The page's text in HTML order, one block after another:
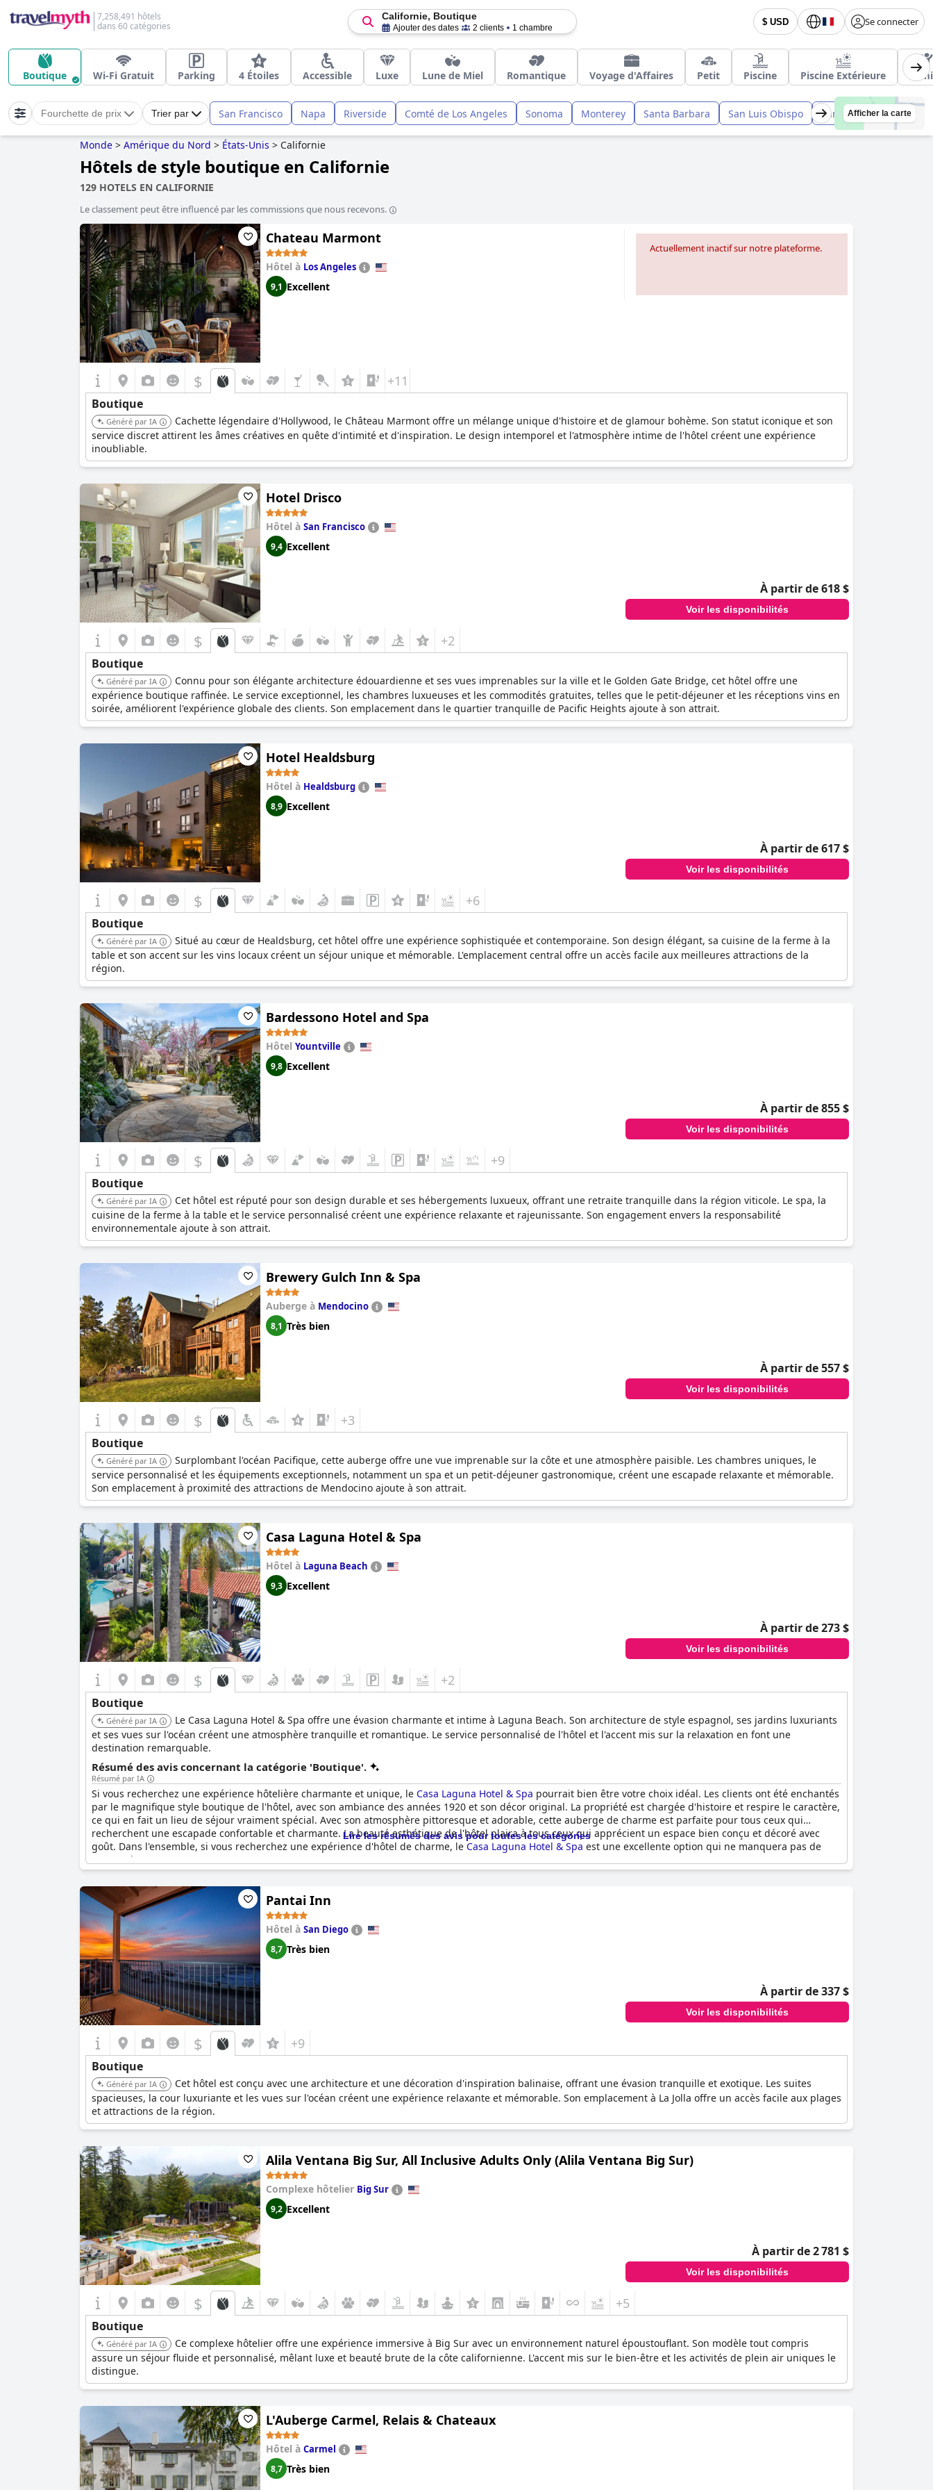
7,258,491 hôtels
dans 60 catégories
$ USD Se connecter
Californie, Boutique
Ajouter des dates 2 clients 1 chambre
Boutique Wi-Fi Gratuit Parking 4 Étoiles Accessible Luxe Lune de Miel Romantique Voyage d'Affaires Petit Piscine Piscine Extérieure
Fourchette de prix Trier par San Francisco Napa Riverside Comté de Los Angeles Sonoma Monterey Santa Barbara San Luis Obispo San Diego Santa
Afficher la carte
Monde > Amérique du Nord > États-Unis > Californie
Hôtels de style boutique en Californie
129 HOTELS EN CALIFORNIE
Le classement peut être influencé par les commissions que nous recevons.
Chateau Marmont
Hôtel à Los Angeles
9,1 Excellent
Actuellement inactif sur notre plateforme.
$ +11
Boutique
Généré par IA
Cachette légendaire d'Hollywood, le Château Marmont offre un mélange unique d'histoire et de glamour bohème. Son statut iconique et son
service discret attirent les âmes créatives en quête d'intimité et d'inspiration. Le design intemporel et l'atmosphère intime de l'hôtel créent une expérience
inoubliable.
Hotel Drisco
Hôtel à San Francisco
9,4 Excellent
À partir de 618 $
Voir les disponibilités
$ +2
Boutique
Généré par IA
Connu pour son élégante architecture édouardienne et ses vues imprenables sur la ville et le Golden Gate Bridge, cet hôtel offre une
expérience boutique raffinée. Le service exceptionnel, les chambres luxueuses et les commodités gratuites, telles que le petit-déjeuner et les réceptions vins en
soirée, améliorent l'expérience globale des clients. Son emplacement dans le quartier tranquille de Pacific Heights ajoute à son attrait.
Hotel Healdsburg
Hôtel à Healdsburg
8,9 Excellent
À partir de 617 $
Voir les disponibilités
$ +6
Boutique
Généré par IA
Situé au cœur de Healdsburg, cet hôtel offre une expérience sophistiquée et contemporaine. Son design élégant, sa cuisine de la ferme à la
table et son accent sur les vins locaux créent un séjour unique et mémorable. L'emplacement central offre un accès facile aux meilleures attractions de la
région.
Bardessono Hotel and Spa
Hôtel Yountville
9,8 Excellent
À partir de 855 $
Voir les disponibilités
$ +9
Boutique
Généré par IA
Cet hôtel est réputé pour son design durable et ses hébergements luxueux, offrant une retraite tranquille dans la région viticole. Le spa, la
cuisine de la ferme à la table et le service personnalisé créent une expérience relaxante et rajeunissante. Son engagement envers la responsabilité
environnementale ajoute à son attrait.
Brewery Gulch Inn & Spa
Auberge à Mendocino
8,1 Très bien
À partir de 557 $
Voir les disponibilités
$ +3
Boutique
Généré par IA
Surplombant l'océan Pacifique, cette auberge offre une vue imprenable sur la côte et une atmosphère paisible. Les chambres uniques, le
service personnalisé et les équipements exceptionnels, notamment un spa et un petit-déjeuner gastronomique, créent une escapade relaxante et mémorable.
Son emplacement à proximité des attractions de Mendocino ajoute à son attrait.
Casa Laguna Hotel & Spa
Hôtel à Laguna Beach
9,3 Excellent
À partir de 273 $
Voir les disponibilités
$ +2
Boutique
Généré par IA
Le Casa Laguna Hotel & Spa offre une évasion charmante et intime à Laguna Beach. Son architecture de style espagnol, ses jardins luxuriants
et ses vues sur l'océan créent une atmosphère tranquille et romantique. Le service personnalisé de l'hôtel et l'accent mis sur la relaxation en font une
destination remarquable.
Résumé des avis concernant la catégorie 'Boutique'.
Résumé par IA
Si vous recherchez une expérience hôtelière charmante et unique, le Casa Laguna Hotel & Spa pourrait bien être votre choix idéal. Les clients ont été enchantés
par le magnifique style boutique de l'hôtel, avec son ambiance des années 1920 et son décor original. La propriété est chargée d'histoire et respire le caractère,
ce qui en fait un lieu de séjour vraiment spécial. Avec son atmosphère pittoresque et adorable, cette auberge de charme est parfaite pour tous ceux qui
recherchent une escapade confortable et charmante. La beauté esthétique de l'hôtel plaira à tous ceux qui apprécient un espace bien conçu et décoré avec
goût. Dans l'ensemble, si vous recherchez une expérience d'hôtel de charme, le Casa Laguna Hotel & Spa est une excellente option qui ne manquera pas de
vous ravir.
Lire les résumés des avis pour toutes les catégories
Pantai Inn
Hôtel à San Diego
8,7 Très bien
À partir de 337 $
Voir les disponibilités
$ +9
Boutique
Généré par IA
Cet hôtel est conçu avec une architecture et une décoration d'inspiration balinaise, offrant une évasion tranquille et exotique. Les suites
spacieuses, la cour luxuriante et les vues sur l'océan créent une expérience relaxante et mémorable. Son emplacement à La Jolla offre un accès facile aux plages
et attractions de la région.
Alila Ventana Big Sur, All Inclusive Adults Only (Alila Ventana Big Sur)
Complexe hôtelier Big Sur
9,2 Excellent
À partir de 2 781 $
Voir les disponibilités
$ +5
Boutique
Généré par IA
Ce complexe hôtelier offre une expérience immersive à Big Sur avec un environnement naturel époustouflant. Son modèle tout compris
assure un séjour fluide et personnalisé, mêlant luxe et beauté brute de la côte californienne. L'accent mis sur le bien-être et les activités de plein air uniques le
distingue.
L'Auberge Carmel, Relais & Chateaux
Hôtel à Carmel
8,7 Très bien